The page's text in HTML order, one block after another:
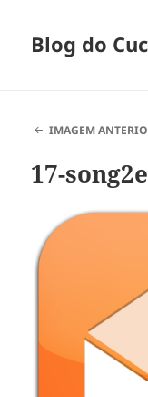
Blog do
IMAGEM
17-